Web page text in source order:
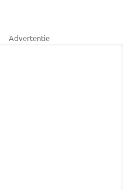
Advertentie